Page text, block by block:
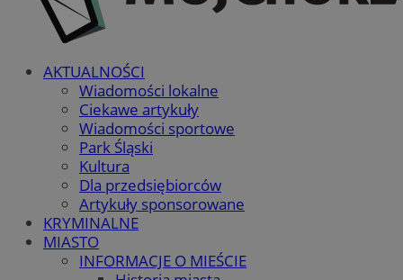
AKTUALNOŚCI
Wiadomości lokalne
Ciekawe artykuły
Wiadomości sportowe
Park Śląski
Kultura
Dla przedsiębiorców
Artykuły sponsorowane
KRYMINALNE
MIASTO
INFORMACJE O MIEŚCIE